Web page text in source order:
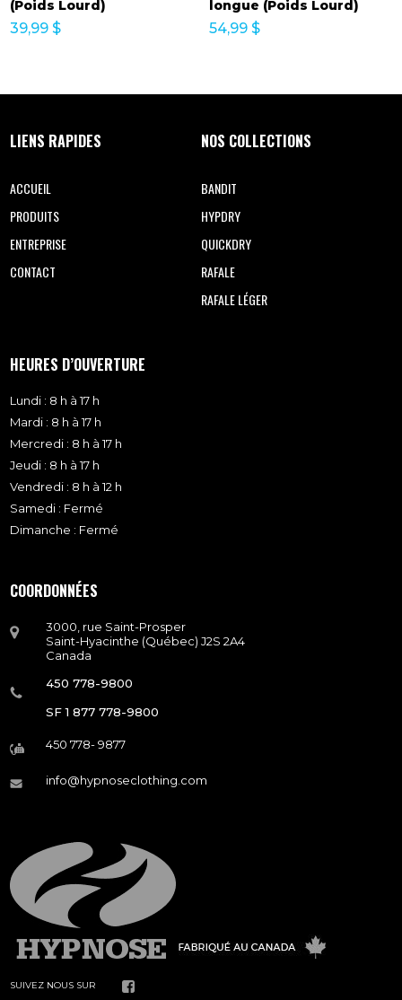
(Poids Lourd)
39,99$
longue (Poids Lourd)
54,99 $
LIENS RAPIDES
ACCUEIL
PRODUITS
ENTREPRISE
CONTACT
NOS COLLECTIONS
BANDIT
HYPDRY
QUICKDRY
RAFALE
RAFALE LÉGER
HEURES D’OUVERTURE
Lundi : 8 h à 17 h
Mardi : 8 h à 17 h
Mercredi : 8 h à 17 h
Jeudi : 8 h à 17 h
Vendredi : 8 h à 12 h
Samedi : Fermé
Dimanche : Fermé
COORDONNÉES
3000, rue Saint-Prosper
Saint-Hyacinthe (Québec) J2S 2A4
Canada
450 778-9800
SF 1 877 778-9800
450 778- 9877
info@hypnoseclothing.com
SUIVEZ NOUS SUR